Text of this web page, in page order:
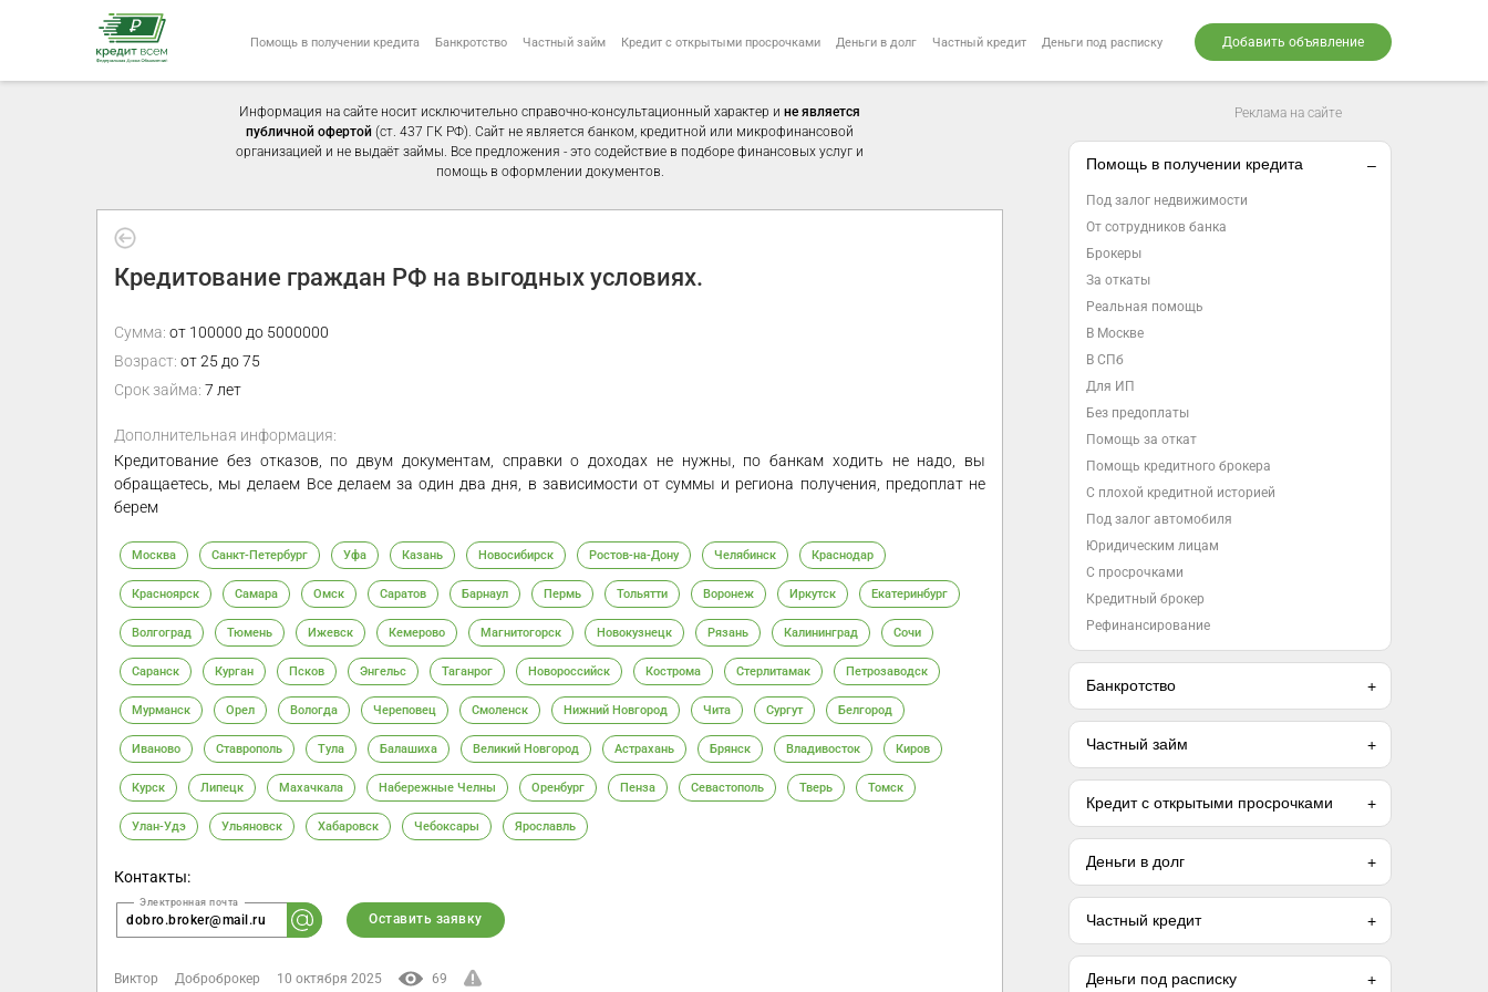
Помощь в получении кредита Банкротство Частный займ Кредит с открытыми просрочками Деньги в долг Частный кредит Деньги под расписку Добавить объявление
Информация на сайте носит исключительно справочно-консультационный характер и не является
публичной офертой (ст. 437 ГК РФ). Сайт не является банком, кредитной или микрофинансовой
организацией и не выдаёт займы. Все предложения - это содействие в подборе финансовых услуг и
помощь в оформлении документов.
Кредитование граждан РФ на выгодных условиях.
Сумма: от 100000 до 5000000
Возраст: от 25 до 75
Срок займа: 7 лет
Дополнительная информация:
Кредитование без отказов, по двум документам, справки о доходах не нужны, по банкам ходить не надо, вы
обращаетесь, мы делаем Все делаем за один два дня, в зависимости от суммы и региона получения, предоплат не
берем
Москва Санкт-Петербург Уфа Казань Новосибирск Ростов-на-Дону Челябинск Краснодар
Красноярск Самара Омск Саратов Барнаул Пермь Тольятти Воронеж Иркутск Екатеринбург
Волгоград Тюмень Ижевск Кемерово Магнитогорск Новокузнецк Рязань Калининград Сочи
Саранск Курган Псков Энгельс Таганрог Новороссийск Кострома Стерлитамак Петрозаводск
Мурманск Орел Вологда Череповец Смоленск Нижний Новгород Чита Сургут Белгород
Иваново Ставрополь Тула Балашиха Великий Новгород Астрахань Брянск Владивосток Киров
Курск Липецк Махачкала Набережные Челны Оренбург Пенза Севастополь Тверь Томск
Улан-Удэ Ульяновск Хабаровск Чебоксары Ярославль
Контакты:
dobro.broker@mail.ru Оставить заявку
Виктор Доброброкер 10 октября 2025 69
Реклама на сайте
Помощь в получении кредита
Под залог недвижимости
От сотрудников банка
Брокеры
За откаты
Реальная помощь
В Москве
В СПб
Для ИП
Без предоплаты
Помощь за откат
Помощь кредитного брокера
С плохой кредитной историей
Под залог автомобиля
Юридическим лицам
С просрочками
Кредитный брокер
Рефинансирование
Банкротство
Частный займ
Кредит с открытыми просрочками
Деньги в долг
Частный кредит
Деньги под расписку